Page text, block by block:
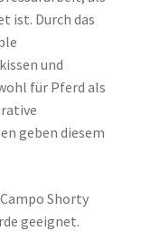
ist. Durch das
und
für Pferd als
geben diesem
Shorty
geeignet.